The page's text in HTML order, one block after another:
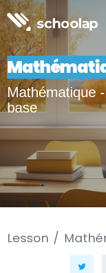
Mathématique
base
Lesson